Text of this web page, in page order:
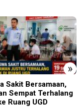
»
Sakit Bersamaan,
Sempat Terhalang
Ruang UGD